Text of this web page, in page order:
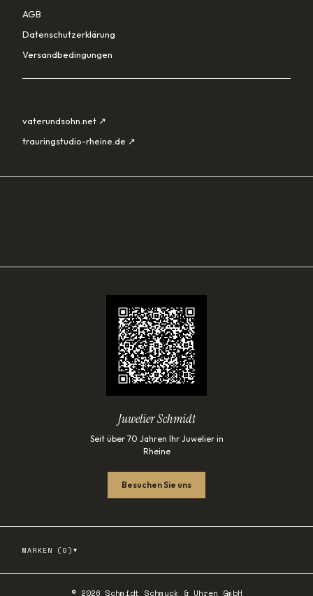
AGB
Datenschutzerklärung
Versandbedingungen
vaterundsohn.net ↗
trauringstudio-rheine.de ↗
Juwelier Schmidt
Seit über 70 Jahren Ihr Juwelier in
Rheine
Besuchen Sie uns
MARKEN ( 0 ) ▾
© 2026 Schmidt Schmuck & Uhren GmbH